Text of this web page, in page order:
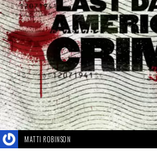
MATTI ROBINSON